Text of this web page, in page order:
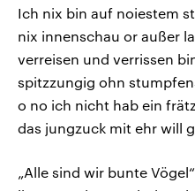
Ich nix bin auf noiestem
nix innenschau or außer
verreisen und verrissen
spitzzungig ohn
o no ich nicht hab ein
das jungzuck mit ehr will
„Alle sind wir bunte